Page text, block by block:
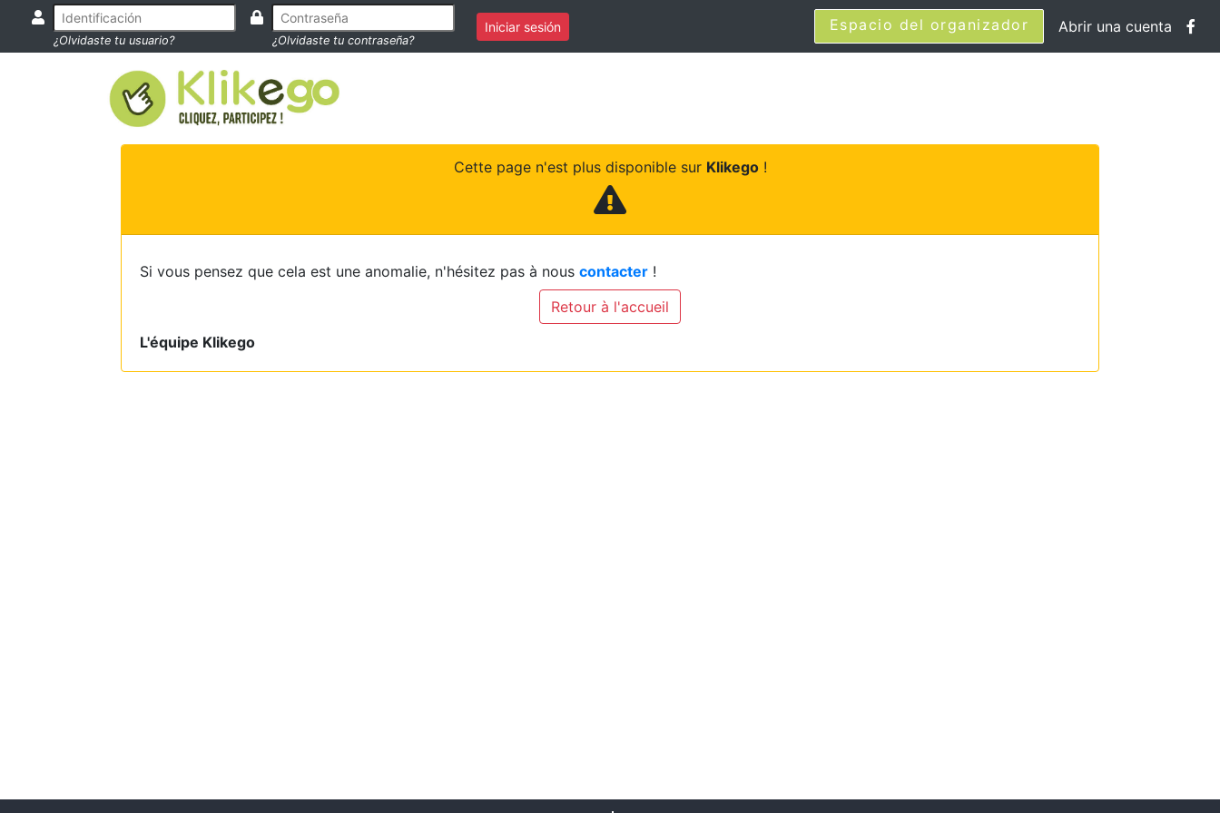
¿Olvidaste tu usuario? ¿Olvidaste tu contraseña?
Iniciar sesión Espacio del organizador Abrir una cuenta
Cette page n'est plus disponible sur Klikego!
Si vous pensez que cela est une anomalie, n'hésitez pas à nous contacter !
Retour à l'accueil
L'équipe Klikego